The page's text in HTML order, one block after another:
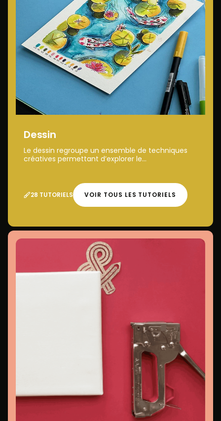
Dessin
Le dessin regroupe un ensemble de techniques
créatives permettant d’explorer le...
28 TUTORIELS VOIR TOUS LES TUTORIELS